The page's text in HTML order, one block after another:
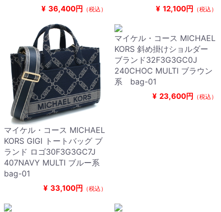
¥ 36,400円 （税込） ¥ 12,100円 （税込）
マイケル・コース MICHAEL
KORS GIGI トートバッグ ブ
ランド ロゴ30F3G3GC7J
407NAVY MULTI ブルー系
bag-01
¥ 33,100円 （税込）
マイケル・コース MICHAEL
KORS 斜め掛けショルダー
ブランド32F3G3GC0J
240CHOC MULTI ブラウン
系 bag-01
¥ 23,600円 （税込）